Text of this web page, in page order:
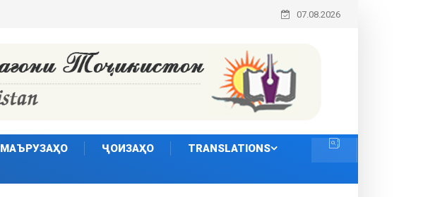
07.08.2026
МАЪРУЗАҲО ҶОИЗАҲО TRANSLATIONS